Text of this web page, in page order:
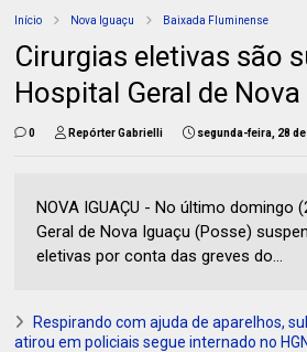
Início Nova Iguaçu Baixada Fluminense
Cirurgias eletivas são
Hospital Geral de
0 Repórter Gabrielli segunda-feira, 28
NOVA IGUAÇU - No último domingo
Geral de Nova Iguaçu (Posse)
eletivas por conta das greves do...
Respirando com ajuda de aparelhos,
atirou em policiais segue internado no HGNI